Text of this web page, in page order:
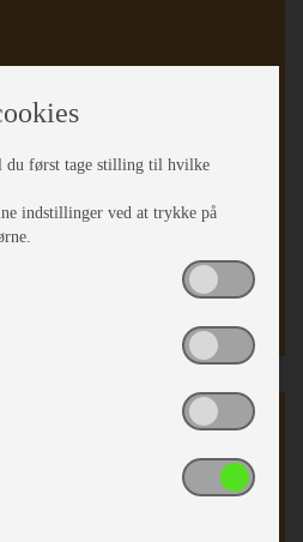
Magasiner
du først tage stilling til hvilke
indstillinger ved at trykke på